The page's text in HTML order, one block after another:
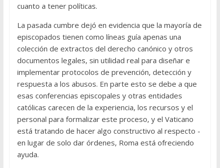
cuanto a tener políticas.
La pasada cumbre dejó en evidencia que la mayoría de
episcopados tienen como líneas guía apenas una
colección de extractos del derecho canónico y otros
documentos legales, sin utilidad real para diseñar e
implementar protocolos de prevención, detección y
respuesta a los abusos. En parte esto se debe a que
esas conferencias episcopales y otras entidades
católicas carecen de la experiencia, los recursos y el
personal para formalizar este proceso, y el Vaticano
está tratando de hacer algo constructivo al respecto -
en lugar de solo dar órdenes, Roma está ofreciendo
ayuda.